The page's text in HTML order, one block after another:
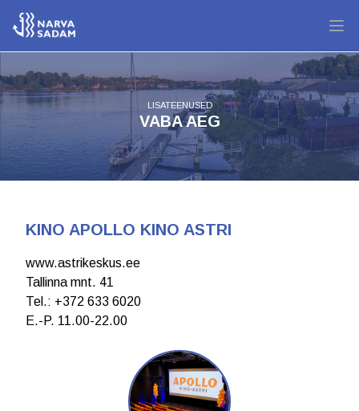
LISATEENUSED
VABA AEG
KINO APOLLO KINO ASTRI
www.astrikeskus.ee
Tallinna mnt. 41
Теl.: +372 633 6020
E.-P. 11.00-22.00